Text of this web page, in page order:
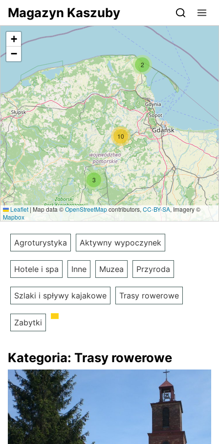
Przejdź do serwisu magazynkaszuby.pl
Magazyn Kaszuby
3
10
2
+
−
Leaflet | Map data ©OpenStreetMapcontributors, CC-BY-SA, Imagery ©
Mapbox
Agroturystyka Aktywny wypoczynek
Hotele i spa Inne Muzea Przyroda
Szlaki i spływy kajakowe Trasy rowerowe
Zabytki
Kategoria: Trasy rowerowe